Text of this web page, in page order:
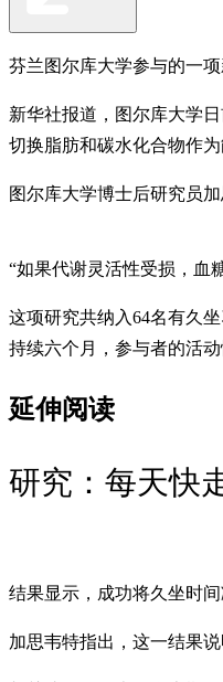
芬兰图尔库大学参与的一
新华社报道，图尔库大学
切换脂肪和碳水化合物作
图尔库大学博士后研究员
“如果代谢灵活性受损，血
这项研究共纳入64名有久
持续六个月，参与者的活
延伸阅读
研究：每天快
结果显示，成功将久坐时
加思韦特指出，这一结果